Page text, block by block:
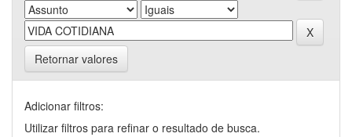
Retornar valores
Adicionar filtros:
Utilizar filtros para refinar o resultado de busca.